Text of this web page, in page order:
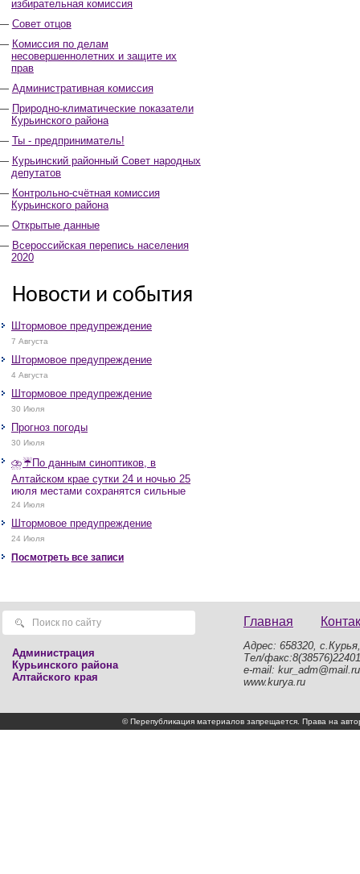
избирательная комиссия
Совет отцов
Комиссия по делам
несовершеннолетних и защите их
прав
Административная комиссия
Природно-климатические показатели
Курьинского района
Ты - предприниматель!
Курьинский районный Совет народных
депутатов
Контрольно-счётная комиссия
Курьинского района
Открытые данные
Всероссийская перепись населения
2020
Новости и события
Штормовое предупреждение
7 Августа
Штормовое предупреждение
4 Августа
Штормовое предупреждение
30 Июля
Прогноз погоды
30 Июля
⛈️☔️По данным синоптиков, в
Алтайском крае сутки 24 и ночью 25
июля местами сохранятся сильные
дожди, грозы, при грозах очень
крупный град, шквалистое усиление
ветра до 17-22 м/с, местами порывы
25 м/с и более.
24 Июля
Штормовое предупреждение
24 Июля
Посмотреть все записи
Администрация
Курьинского района
Алтайского края
Главная
Адрес: 658320,
Тел/факс:8(38576)22401
e-mail: kur_adm@mail.ru
www.kurya.ru
© Перепубликация материалов запрещается. Права